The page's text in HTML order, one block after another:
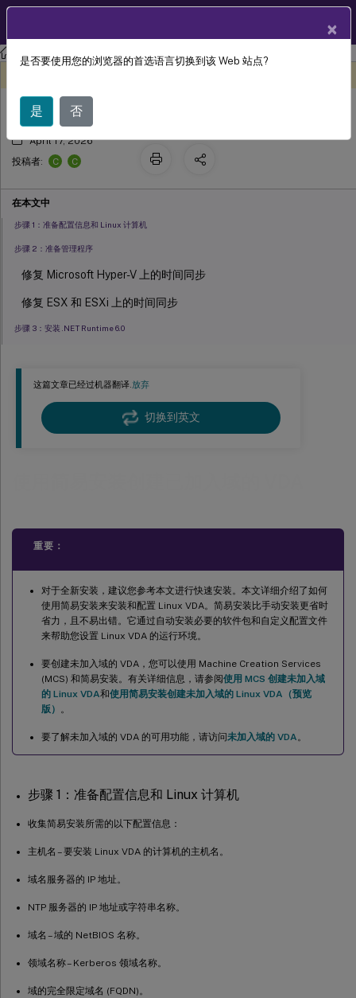
Linux 虚拟投递代理 Linux Virtual Delivery Agent 2311
这篇文章已经过机器翻译.放弃
切换到英文
重要：
对于全新安装，建议您参考本文进行快速安装。本文详细介绍了如何
使用简易安装来安装和配置 Linux VDA。简易安装比手动安装更省时
省力，且不易出错。它通过自动安装必要的软件包和自定义配置文件
来帮助您设置 Linux VDA 的运行环境。
要创建未加入域的 VDA，您可以使用 Machine Creation Services
(MCS) 和简易安装。有关详细信息，请参阅使用 MCS 创建未加入域
的 Linux VDA和使用简易安装创建未加入域的 Linux VDA（预览
版）
。
要了解未加入域的 VDA 的可用功能，请访问未加入域的 VDA 。
步骤 1：准备配置信息和 Linux 计算机
收集简易安装所需的以下配置信息：
主机名 – 要安装 Linux VDA 的计算机的主机名。
域名服务器的 IP 地址。
NTP 服务器的 IP 地址或字符串名称。
域名 – 域的 NetBIOS 名称。
领域名称 – Kerberos 领域名称。
域的完全限定域名 (FQDN)。
使用简易安装创建已加入域的 VDA
April 17, 2026
投稿者:
C C
在本文中
步骤 1：准备配置信息和 Linux 计算机
步骤 2：准备管理程序
修复 Microsoft Hyper-V 上的时间同步
修复 ESX 和 ESXi 上的时间同步
步骤 3：安装 .NET Runtime 6.0
步骤 7：指定要使用的数据库
步骤 8：运行 easy install 以配置环境和 VDA 以完成安装
步骤 9：运行 XDPing
步骤 10：运行 Linux VDA
步骤 12：创建交付组
步骤 13：升级 Linux VDA（可选）
使用 SSSD 加入域失败
Ubuntu 桌面会话显示灰屏
会话未启动或因 dbus 错误而快速结束
×
是否要使用您的浏览器的首选语言切换到该 Web 站点?
是 否